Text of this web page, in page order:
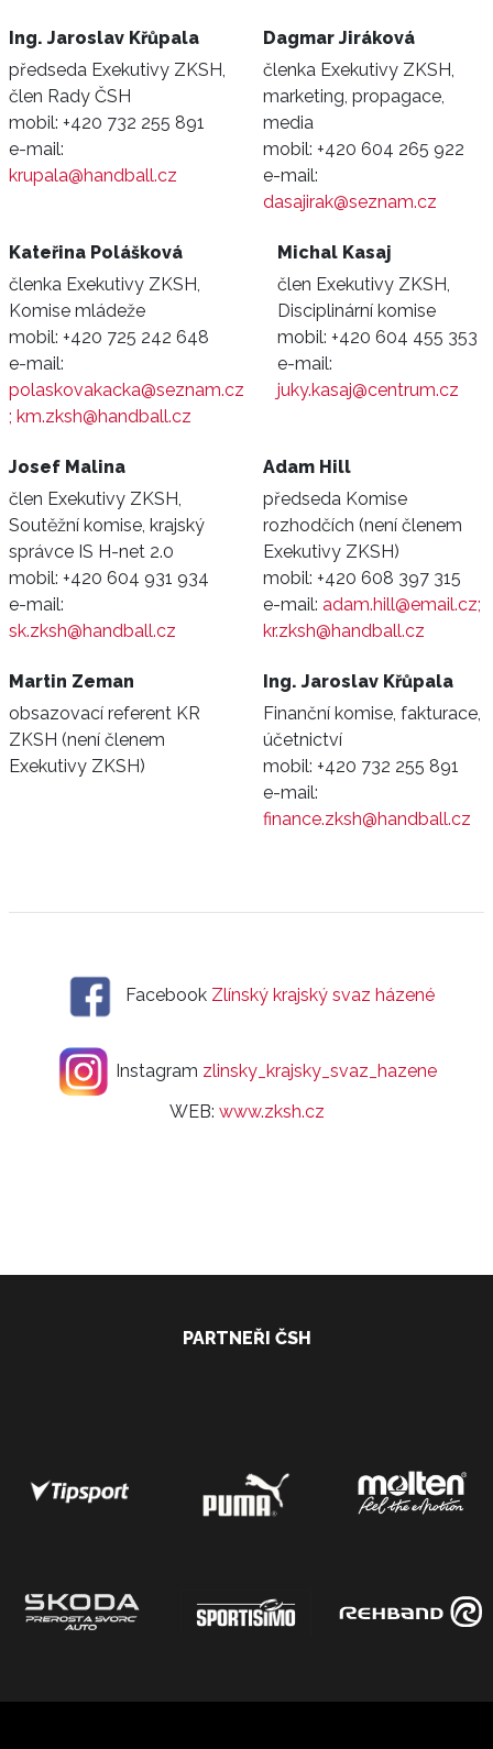
Ing. Jaroslav Křůpala
předseda Exekutivy ZKSH,
člen Rady ČSH
mobil: +420 732 255 891
e-mail:
krupala@handball.cz
Dagmar Jiráková
členka Exekutivy ZKSH,
marketing, propagace,
media
mobil: +420 604 265 922
e-mail:
dasajirak@seznam.cz
Kateřina Polášková
členka Exekutivy ZKSH,
Komise mládeže
mobil: +420 725 242 648
e-mail:
polaskovakacka@seznam.cz
; km.zksh@handball.cz
Michal Kasaj
člen Exekutivy ZKSH,
Disciplinární komise
mobil: +420 604 455 353
e-mail:
juky.kasaj@centrum.cz
Josef Malina
člen Exekutivy ZKSH,
Soutěžní komise, krajský
správce IS H-net 2.0
mobil: +420 604 931 934
e-mail:
sk.zksh@handball.cz
Adam Hill
předseda Komise
rozhodčích (není členem
Exekutivy ZKSH)
mobil: +420 608 397 315
e-mail: adam.hill@email.cz;
kr.zksh@handball.cz
Martin Zeman
obsazovací referent KR
ZKSH (není členem
Exekutivy ZKSH)
Ing. Jaroslav Křůpala
Finanční komise, fakturace,
účetnictví
mobil: +420 732 255 891
e-mail:
finance.zksh@handball.cz
Facebook Zlínský krajský svaz házené
Instagram zlinsky_krajsky_svaz_hazene
WEB: www.zksh.cz
PARTNEŘI ČSH